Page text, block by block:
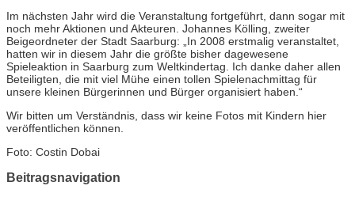
Im nächsten Jahr wird die Veranstaltung fortgeführt, dann sogar mit
noch mehr Aktionen und Akteuren. Johannes Kölling, zweiter
Beigeordneter der Stadt Saarburg: „In 2008 erstmalig veranstaltet,
hatten wir in diesem Jahr die größte bisher dagewesene
Spieleaktion in Saarburg zum Weltkindertag. Ich danke daher allen
Beteiligten, die mit viel Mühe einen tollen Spielenachmittag für
unsere kleinen Bürgerinnen und Bürger organisiert haben.“
Wir bitten um Verständnis, dass wir keine Fotos mit Kindern hier
veröffentlichen können.
Foto: Costin Dobai
Beitragsnavigation